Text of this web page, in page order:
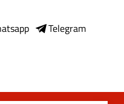
Telegram